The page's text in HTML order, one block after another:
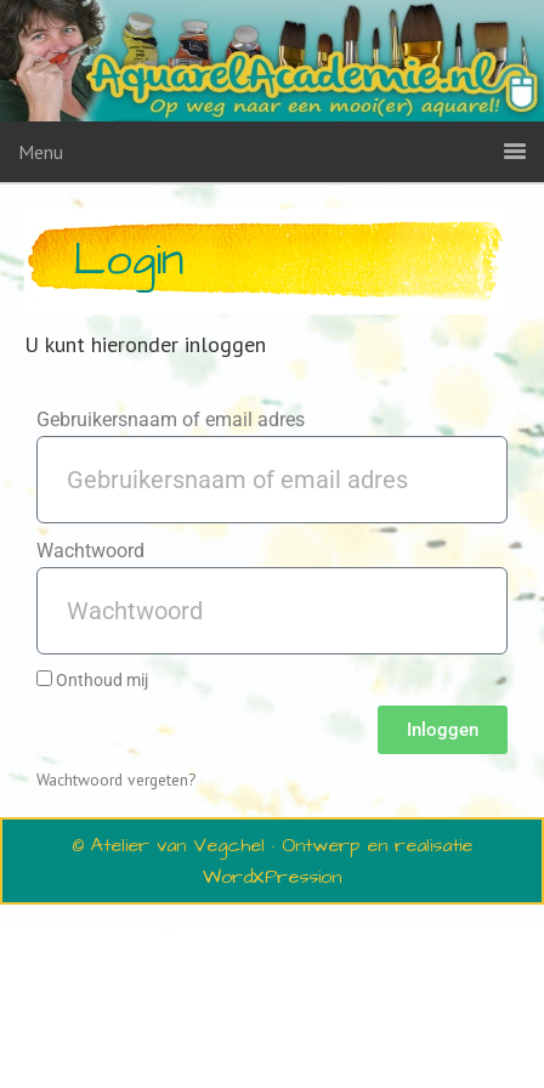
Menu
Login
U kunt hieronder inloggen
Gebruikersnaam of email adres
Wachtwoord
Onthoud mij
Inloggen
Wachtwoord vergeten?
© Atelier van Vegchel · Ontwerp en realisatie
WordXPression